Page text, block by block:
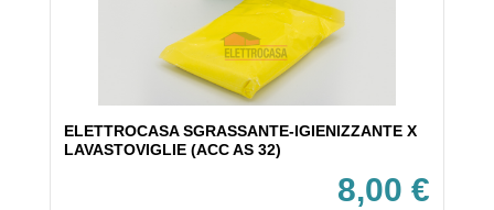
ELETTROCASA SGRASSANTE-IGIENIZZANTE X
LAVASTOVIGLIE (ACC AS 32)
8,00 €